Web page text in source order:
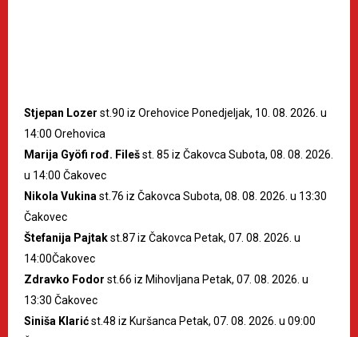
Stjepan Lozer st.90 iz Orehovice Ponedjeljak, 10. 08. 2026. u
14:00 Orehovica
Marija Gyöfi rođ. Filešst. 85 iz Čakovca Subota, 08. 08. 2026.
u 14:00 Čakovec
Nikola Vukinast.76 iz Čakovca Subota, 08. 08. 2026. u 13:30
Čakovec
Štefanija Pajtakst.87 iz Čakovca Petak, 07. 08. 2026. u
14:00Čakovec
Zdravko Fodor st.66 iz Mihovljana Petak, 07. 08. 2026. u
13:30 Čakovec
Siniša Klarićst.48 iz Kuršanca Petak, 07. 08. 2026. u 09:00